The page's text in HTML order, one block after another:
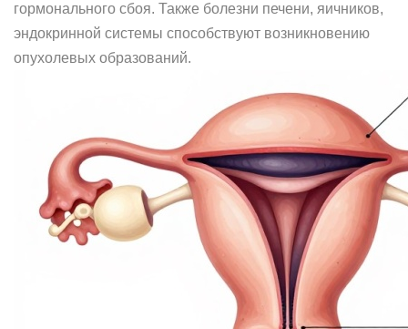
гормонального сбоя. Также болезни печени, яичников,
эндокринной системы способствуют возникновению
опухолевых образований.